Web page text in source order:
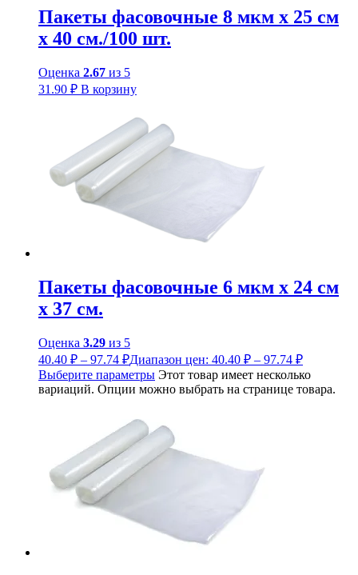
Пакеты фасовочные 8 мкм х 25 см
х 40 см./100 шт.
Оценка 2.67 из 5
31.90 ₽ В корзину
Пакеты фасовочные 6 мкм х 24 см
х 37 см.
Оценка 3.29 из 5
40.40 ₽ – 97.74 ₽Диапазон цен: 40.40 ₽ – 97.74 ₽
Выберите параметры Этот товар имеет несколько
вариаций. Опции можно выбрать на странице товара.